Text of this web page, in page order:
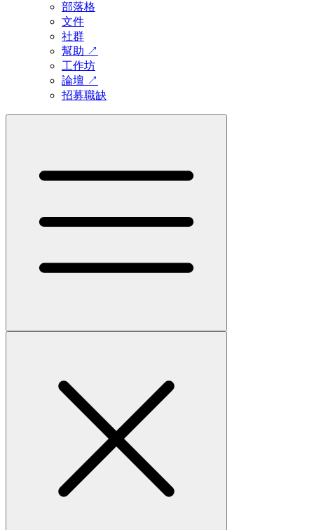
部落格
文件
社群
幫助 ↗
工作坊
論壇 ↗
招募職缺